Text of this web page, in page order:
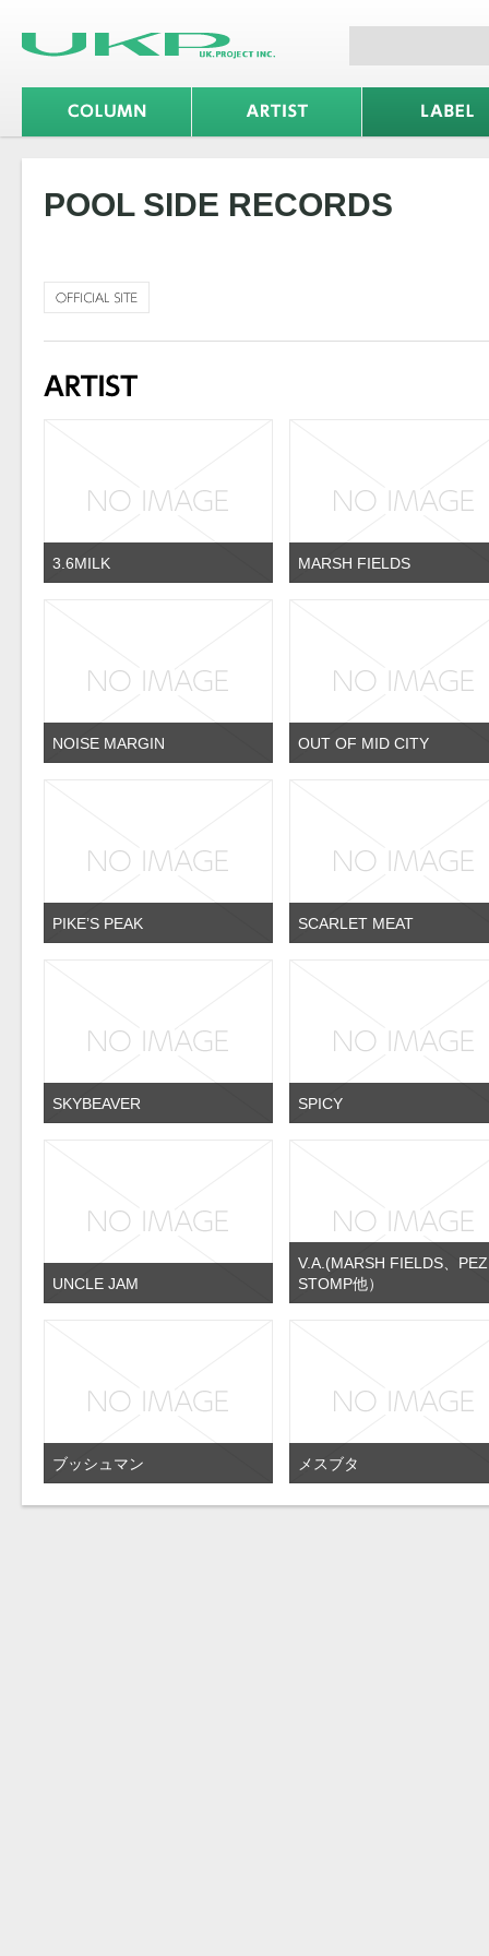
POOL SIDE RECORDS
3.6MILK MARSH FIELDS
NOISE MARGIN OUT OF MID CITY
PIKE’S PEAK SCARLET MEAT
SKYBEAVER SPICY
UNCLE JAM
V.A.(MARSH FIELDS、PEZ
STOMP他）
ブッシュマン メスブタ